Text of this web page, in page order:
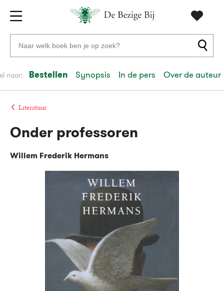
Gratis
verzending
vanaf
20
euro
Voor
23:59
volgendein
Veilig
Gratis
Zoeken
naar
auteurs
en
uitgevers
naar: Bestellen Synopsis In de pers Over de auteur
Literatuur
Onder professoren
Willem Frederik Hermans